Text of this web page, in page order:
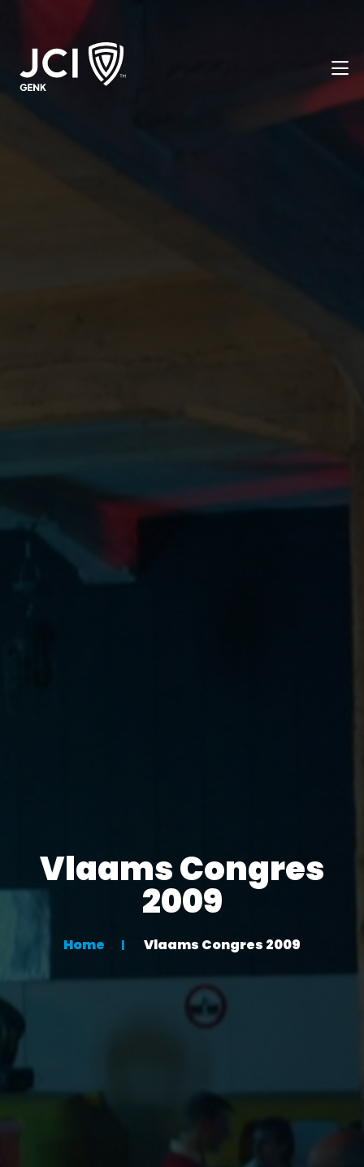
Vlaams Congres
2009
Home Vlaams Congres 2009